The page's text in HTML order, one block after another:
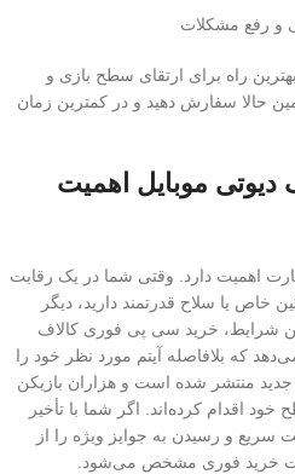
راه برای ارتقای سطح بازی و
حالا سفارش دهید و در کمترین زمان
موبایل اهمیت
اهمیت دارد. وقتی شما در یک رقابت
یا سلاح قدرتمند دارید، دیگر
شرایط، خرید سی پی فوری کالاف
که بلافاصله آیتم مورد نظر خود را
منتشر شده است و هزاران بازیکن
اقدام کرده‌اند. اگر شما با تأخیر
و رسیدن به جوایز ویژه را از
خرید فوری مشخص می‌شود.